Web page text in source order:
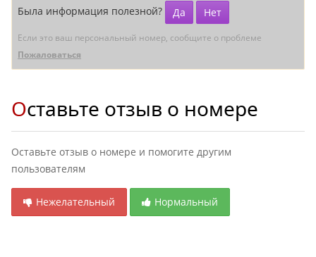
Была информация полезной?
Да Нет
Если это ваш персональный номер, сообщите о проблеме
Пожаловаться
Оставьте отзыв о номере
Оставьте отзыв о номере и помогите другим
пользователям
Нежелательный Нормальный